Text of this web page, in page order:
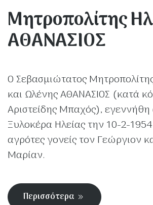
Μητροπολίτης
ΑΘΑΝΑΣΙΟΣ
Ο Σεβασμιώτατος
και Ωλένης ΑΘΑΝΑΣΙΟΣ (κατά
Αριστείδης Μπαχός),
Ξυλοκέρα Ηλείας την 10-2-
αγρότες γονείς τον Γεώργιον
Μαρίαν.
Περισσότερα